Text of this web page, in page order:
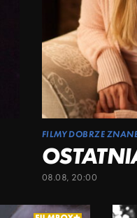
FILMY DOBRZE
08.08, 20:00